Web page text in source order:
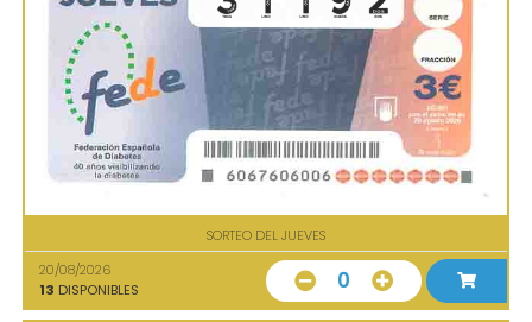
SORTEO DEL JUEVES
20/08/2026
13 DISPONIBLES 0